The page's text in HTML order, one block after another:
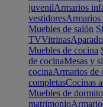
juvenilArmarios
vestidoresArmarios
Muebles de salón
TVVitrinas
Muebles de cocina
de cocinaMesas y
cocinaArmarios de
completasCocinas
Muebles de
matrimonio